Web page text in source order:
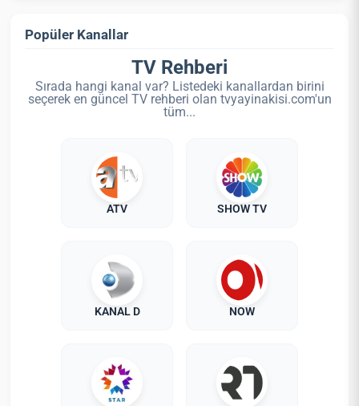
Popüler Kanallar
TV Rehberi
Sırada hangi kanal var? Listedeki kanallardan birini
seçerek en güncel TV rehberi olan tvyayinakisi.com'un
tüm...
ATV SHOW TV
KANAL D NOW